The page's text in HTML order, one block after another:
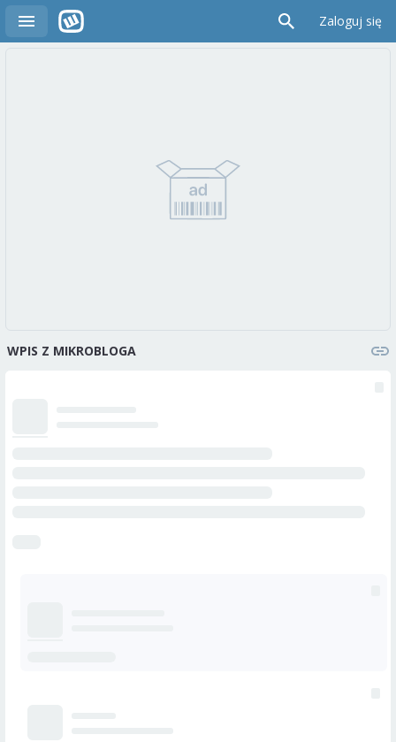
Zaloguj się
WPIS Z MIKROBLOGA